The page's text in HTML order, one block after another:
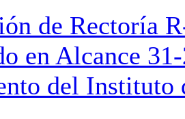
de Rectoría
en Alcance
del Instituto